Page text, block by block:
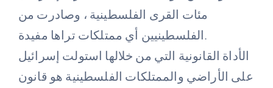
مئات القرى الفلسطينية ، وصادرت من
الفلسطينيين أي ممتلكات تراها مفيدة.
الأداة القانونية التي من خلالها استولت إسرائيل
على الأراضي والممتلكات الفلسطينية هو قانون